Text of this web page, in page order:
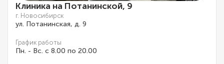
Клиника на Потанинской, 9
г. Новосибирск
ул. Потанинская, д. 9
График работы
Пн. - Вс. с 8.00 по 20.00